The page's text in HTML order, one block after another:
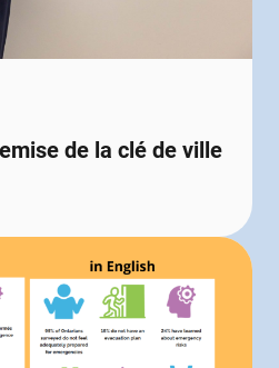
de la clé de ville